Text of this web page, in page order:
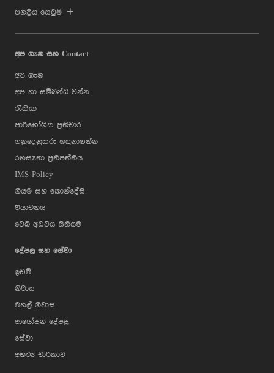
ජනප්‍රිය සෙවුම්
අප ගැන සහ Contact
අප ගැන
අප හා සම්බන්ධ වන්න
රැකියා
පාරිභෝගික ප්‍රතිචාර
ගනුදෙනුකරු හඳුනාගන්න
රහස්‍යතා ප්‍රතිපත්තිය
IMS Policy
නියම සහ කොන්දේසි
වියාචනය
වෙබ් අඩවිය සිතියම
දේපල සහ සේවා
ඉඩම්
නිවාස
මහල් නිවාස
ආයෝජන දේපළ
සේවා
අතථ්‍ය චාරිකාව